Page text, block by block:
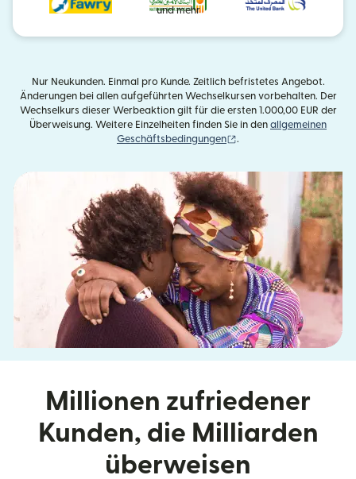
und mehr
Nur Neukunden. Einmal pro Kunde. Zeitlich befristetes Angebot.
Änderungen bei allen aufgeführten Wechselkursen vorbehalten. Der
Wechselkurs dieser Werbeaktion gilt für die ersten 1.000,00 EUR der
Überweisung. Weitere Einzelheiten finden Sie in den allgemeinen
Geschäftsbedingungen
.
Millionen zufriedener
Kunden, die Milliarden
überweisen